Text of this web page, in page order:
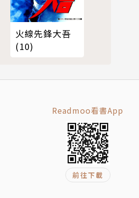
火線先鋒大吾
(10)
Readmoo看書App
前往下載